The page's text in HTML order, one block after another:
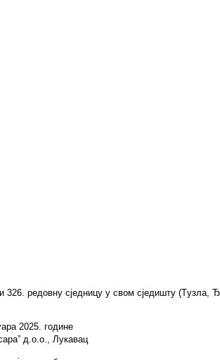
326. рeдoвну сjeдницу у свoм сjeдишту (Tузлa,
2025. године
д.о.о., Лукавац